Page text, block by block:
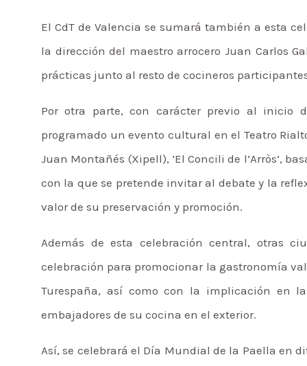
El CdT de Valencia se sumará también a esta
la dirección del maestro arrocero Juan Carlos
prácticas junto al resto de cocineros
Por otra parte, con carácter previo al inicio
programado un evento cultural en el Teatro
Juan Montañés (Xipell), ‘El Concili de l’Arròs’,
con la que se pretende invitar al debate y la
valor de su preservación y promoción.
Además de esta celebración central, otras
celebración para promocionar la gastronomía
Turespaña, así como con la implicación en
embajadores de su cocina en el exterior.
Así, se celebrará el Día Mundial de la Paella en